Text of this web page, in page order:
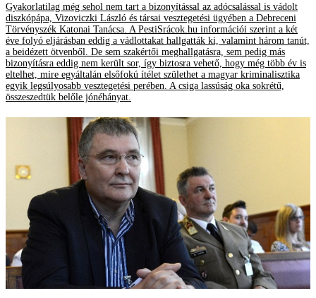
Gyakorlatilag még sehol nem tart a bizonyítással az adócsalással is vádolt
diszkópápa, Vizoviczki László és társai vesztegetési ügyében a Debreceni
Törvényszék Katonai Tanácsa. A PestiSrácok.hu információi szerint a két
éve folyó eljárásban eddig a vádlottakat hallgatták ki, valamint három tanút,
a beidézett ötvenből. De sem szakértői meghallgatásra, sem pedig más
bizonyításra eddig nem került sor, így biztosra vehető, hogy még több év is
eltelhet, mire egyáltalán elsőfokú ítélet születhet a magyar kriminalisztika
egyik legsúlyosabb vesztegetési perében. A csiga lassúság oka sokrétű,
összeszedtük belőle jónéhányat.